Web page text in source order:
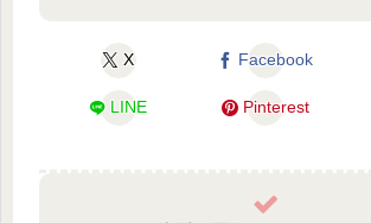
X Facebook
LINE Pinterest